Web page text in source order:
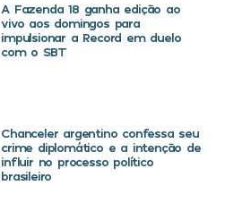
A Fazenda 18 ganha edição ao
vivo aos domingos para
impulsionar a Record em duelo
com o SBT
Chanceler argentino confessa seu
crime diplomático e a intenção de
influir no processo político
brasileiro